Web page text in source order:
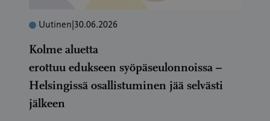
Uutinen 30.06.2026
Kolme aluetta
erottuu edukseen syöpäseulonnoissa –
Helsingissä osallistuminen jää selvästi
jälkeen